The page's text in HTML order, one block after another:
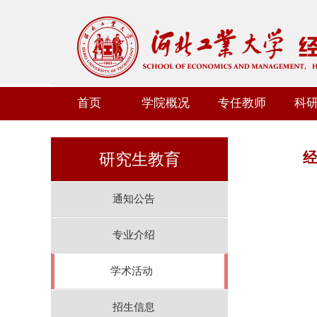
首页 学院概况 专任教师 科
研究生教育
通知公告
专业介绍
学术活动
招生信息